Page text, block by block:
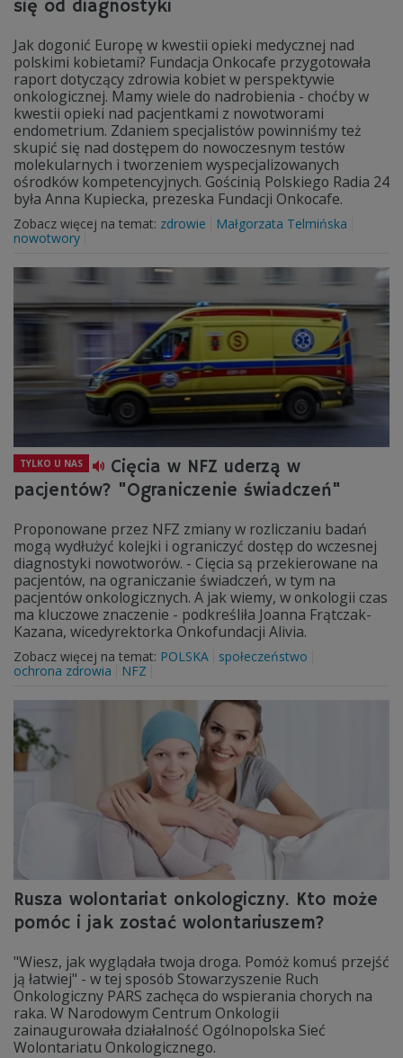
się od diagnostyki
Jak dogonić Europę w kwestii opieki medycznej nad
polskimi kobietami? Fundacja Onkocafe przygotowała
raport dotyczący zdrowia kobiet w perspektywie
onkologicznej. Mamy wiele do nadrobienia - choćby w
kwestii opieki nad pacjentkami z nowotworami
endometrium. Zdaniem specjalistów powinniśmy też
skupić się nad dostępem do nowoczesnym testów
molekularnych i tworzeniem wyspecjalizowanych
ośrodków kompetencyjnych. Gościnią Polskiego Radia 24
była Anna Kupiecka, prezeska Fundacji Onkocafe.
Zobacz więcej na temat: zdrowie
Małgorzata Telmińska
nowotwory
TYLKO U NAS
Cięcia w NFZ uderzą w
pacjentów? "Ograniczenie świadczeń"
Proponowane przez NFZ zmiany w rozliczaniu badań
mogą wydłużyć kolejki i ograniczyć dostęp do wczesnej
diagnostyki nowotworów. - Cięcia są przekierowane na
pacjentów, na ograniczanie świadczeń, w tym na
pacjentów onkologicznych. A jak wiemy, w onkologii czas
ma kluczowe znaczenie - podkreśliła Joanna Frątczak-
Kazana, wicedyrektorka Onkofundacji Alivia.
Zobacz więcej na temat: POLSKA
społeczeństwo
ochrona zdrowia
NFZ
Rusza wolontariat onkologiczny. Kto może
pomóc i jak zostać wolontariuszem?
"Wiesz, jak wyglądała twoja droga. Pomóż komuś przejść
ją łatwiej" - w tej sposób Stowarzyszenie Ruch
Onkologiczny PARS zachęca do wspierania chorych na
raka. W Narodowym Centrum Onkologii
zainaugurowała działalność Ogólnopolska Sieć
Wolontariatu Onkologicznego.